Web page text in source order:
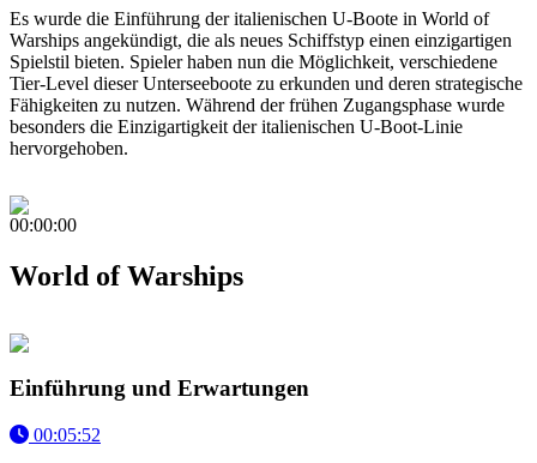
Es wurde die Einführung der italienischen U-Boote in World of
Warships angekündigt, die als neues Schiffstyp einen einzigartigen
Spielstil bieten. Spieler haben nun die Möglichkeit, verschiedene
Tier-Level dieser Unterseeboote zu erkunden und deren strategische
Fähigkeiten zu nutzen. Während der frühen Zugangsphase wurde
besonders die Einzigartigkeit der italienischen U-Boot-Linie
hervorgehoben.
00:00:00
World of Warships
Einführung und Erwartungen
00:05:52